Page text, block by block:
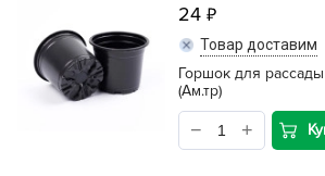
24
Товар доставим
Горшок для рассады
(Ам.тр)